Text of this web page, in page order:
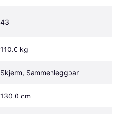
43
110.0 kg
Skjerm, Sammenleggbar
130.0 cm